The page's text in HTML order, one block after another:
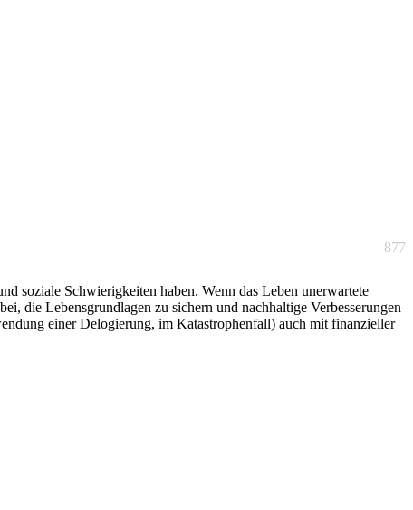
877
soziale Schwierigkeiten haben. Wenn das Leben unerwartete
die Lebensgrundlagen zu sichern und nachhaltige Verbesserungen
einer Delogierung, im Katastrophenfall) auch mit finanzieller